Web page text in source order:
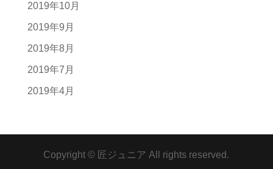
2019年10月
2019年9月
2019年8月
2019年7月
2019年4月
Copyright © 匠ジュニア All rights reserved.